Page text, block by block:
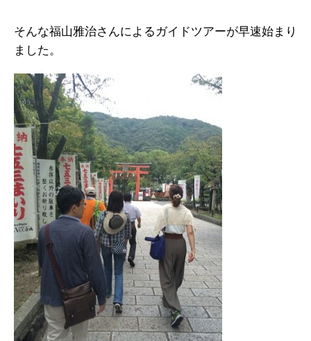
そんな福山雅治さんによるガイドツアーが早速始まり
ました。